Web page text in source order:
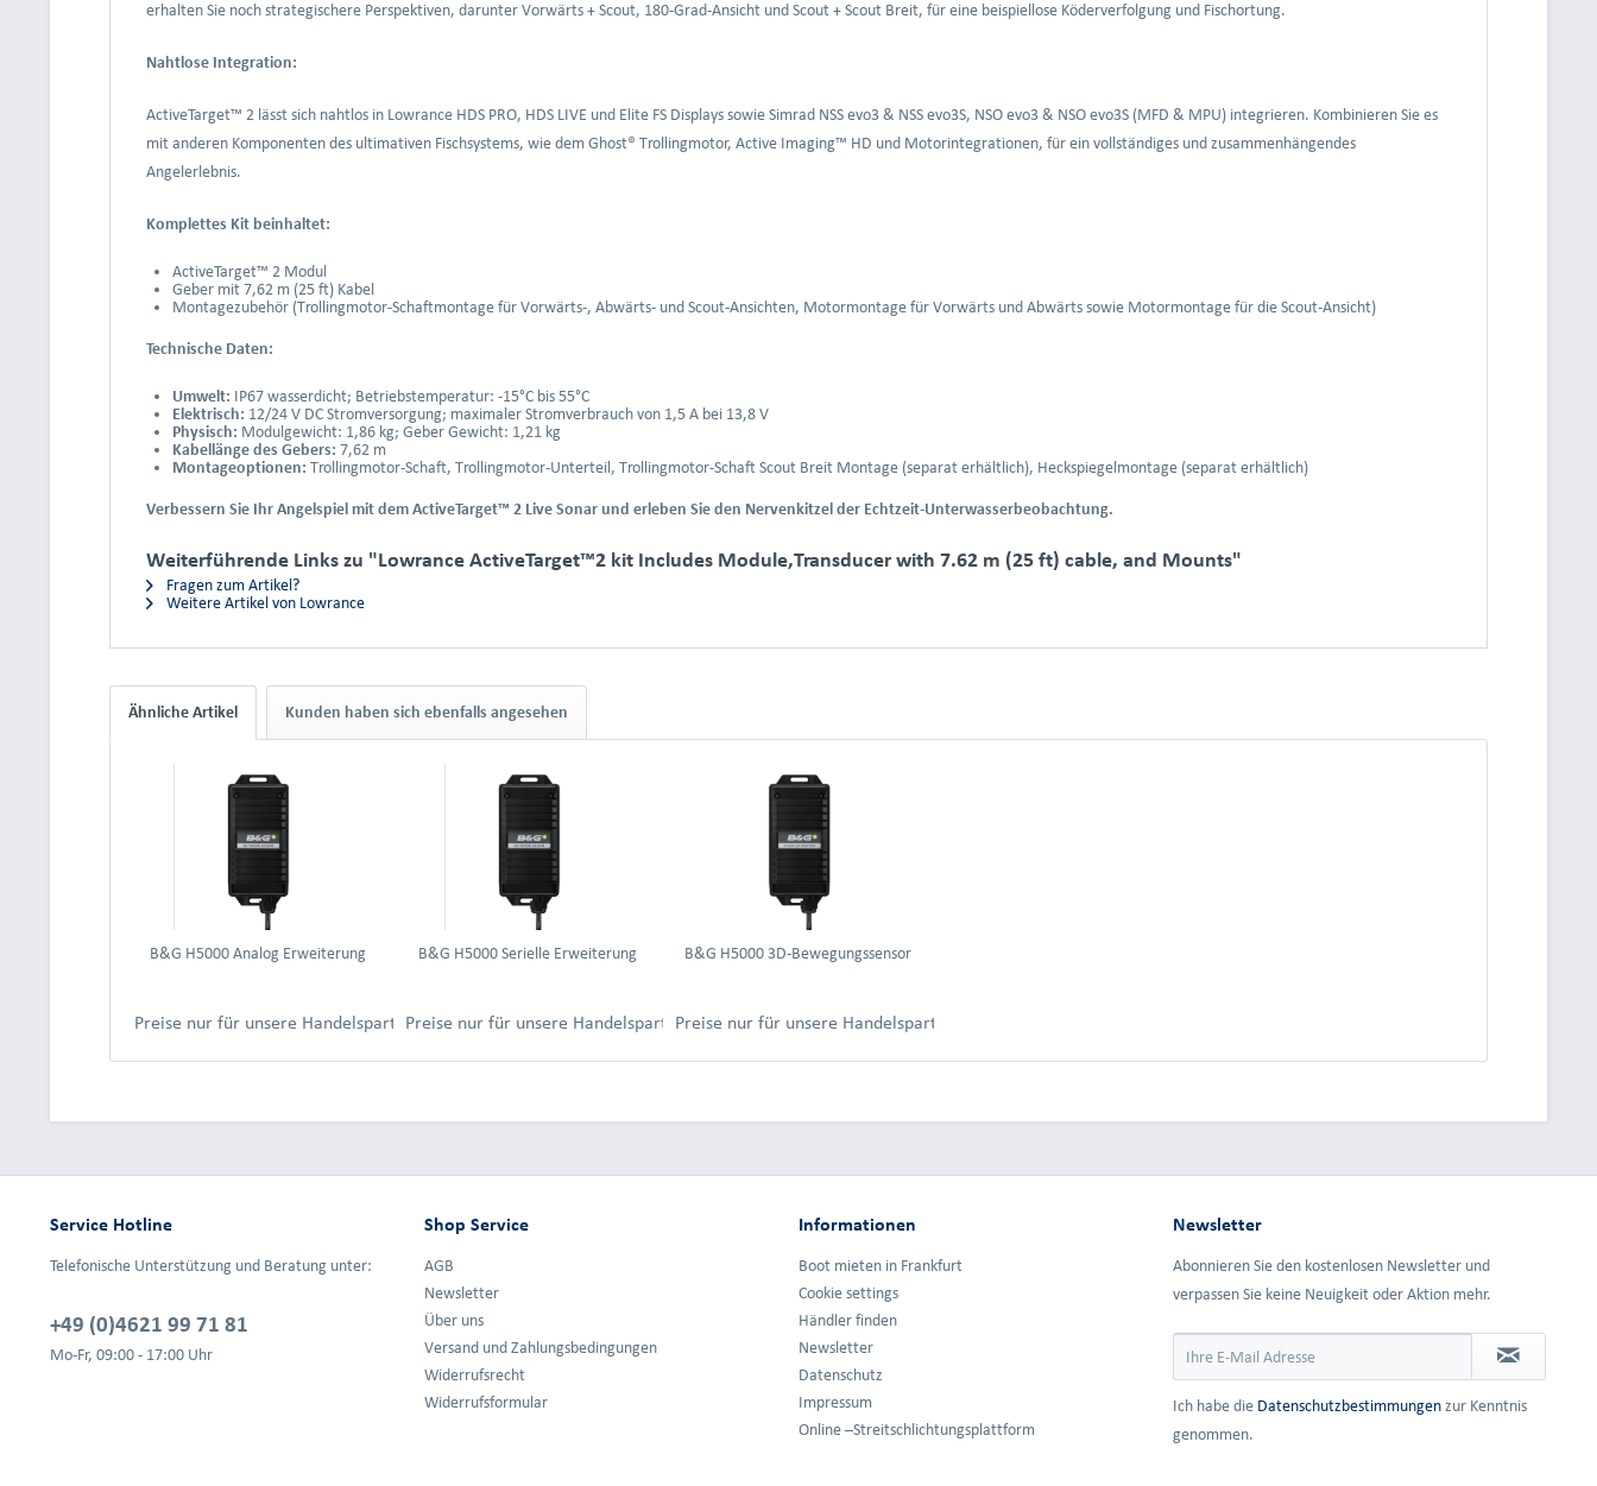
erhalten Sie noch strategischere Perspektiven, darunter Vorwärts + Scout, 180-Grad-Ansicht und Scout + Scout Breit, für eine beispiellose Köderverfolgung und Fischortung.
Nahtlose Integration:
ActiveTarget™ 2 lässt sich nahtlos in Lowrance HDS PRO, HDS LIVE und Elite FS Displays sowie Simrad NSS evo3 & NSS evo3S, NSO evo3 & NSO evo3S (MFD & MPU) integrieren. Kombinieren Sie es
mit anderen Komponenten des ultimativen Fischsystems, wie dem Ghost® Trollingmotor, Active Imaging™ HD und Motorintegrationen, für ein vollständiges und zusammenhängendes
Angelerlebnis.
Komplettes Kit beinhaltet:
ActiveTarget™ 2 Modul
Geber mit 7,62 m (25 ft) Kabel
Montagezubehör (Trollingmotor-Schaftmontage für Vorwärts-, Abwärts- und Scout-Ansichten, Motormontage für Vorwärts und Abwärts sowie Motormontage für die Scout-Ansicht)
Technische Daten:
Umwelt: IP67 wasserdicht; Betriebstemperatur: -15°C bis 55°C
Elektrisch: 12/24 V DC Stromversorgung; maximaler Stromverbrauch von 1,5 A bei 13,8 V
Physisch: Modulgewicht: 1,86 kg; Geber Gewicht: 1,21 kg
Kabellänge des Gebers: 7,62 m
Montageoptionen: Trollingmotor-Schaft, Trollingmotor-Unterteil, Trollingmotor-Schaft Scout Breit Montage (separat erhältlich), Heckspiegelmontage (separat erhältlich)
Verbessern Sie Ihr Angelspiel mit dem ActiveTarget™ 2 Live Sonar und erleben Sie den Nervenkitzel der Echtzeit-Unterwasserbeobachtung.
Weiterführende Links zu "Lowrance ActiveTarget™2 kit Includes Module,Transducer with 7.62 m (25 ft) cable, and Mounts"
Fragen zum Artikel?
Weitere Artikel von Lowrance
Ähnliche Artikel Kunden haben sich ebenfalls angesehen
B&G H5000 Analog Erweiterung
Preise nur für unsere Handelspartner nach Anmeldung.
B&G H5000 Serielle Erweiterung
Preise nur für unsere Handelspartner nach Anmeldung.
B&G H5000 3D-Bewegungssensor
Preise nur für unsere Handelspartner nach Anmeldung.
Service Hotline
Telefonische Unterstützung und Beratung unter:
+49 (0)4621 99 71 81
Mo-Fr, 09:00 - 17:00 Uhr
Shop Service
AGB
Newsletter
Über uns
Versand und Zahlungsbedingungen
Widerrufsrecht
Widerrufsformular
Informationen
Boot mieten in Frankfurt
Cookie settings
Händler finden
Newsletter
Datenschutz
Impressum
Online –Streitschlichtungsplattform
Newsletter
Abonnieren Sie den kostenlosen Newsletter und
verpassen Sie keine Neuigkeit oder Aktion mehr.
Ich habe die Datenschutzbestimmungen zur Kenntnis
genommen.